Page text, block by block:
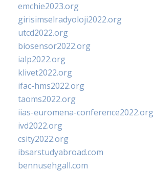
emchie2023.org
girisimselradyoloji2022.org
utcd2022.org
biosensor2022.org
ialp2022.org
klivet2022.org
ifac-hms2022.org
taoms2022.org
iias-euromena-conference2022.org
ivd2022.org
csity2022.org
ibsarstudyabroad.com
bennusehgall.com